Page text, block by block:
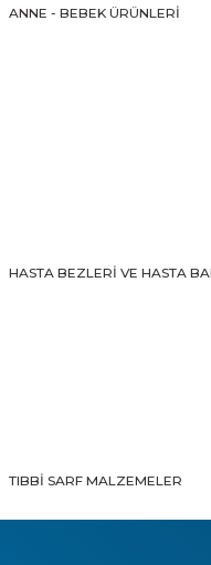
Bu ürüne benzer farklı
ANNE - BEBEK ÜRÜNLERİ
HASTA BEZLERİ VE HASTA
TIBBİ SARF MALZEMELER